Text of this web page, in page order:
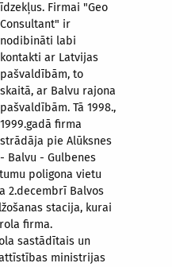
Firmai "Geo
Consultant" ir
nodibināti labi
kontakti ar Latvijas
pašvaldībām, to
skaitā, ar Balvu rajona
pašvaldībām. Tā 1998.,
1999.gadā firma
strādāja pie Alūksnes
- Balvu - Gulbenes
poligona vietu
2.decembrī Balvos
stacija, kurai
firma.
sastādītais un
ministrijas